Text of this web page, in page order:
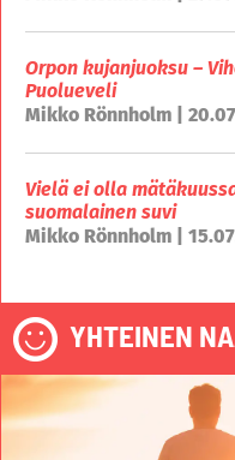
Orpon kujanjuoksu –
Puolueveli
Mikko Rönnholm |
Vielä ei olla
suomalainen suvi
Mikko Rönnholm |
YHTEINEN